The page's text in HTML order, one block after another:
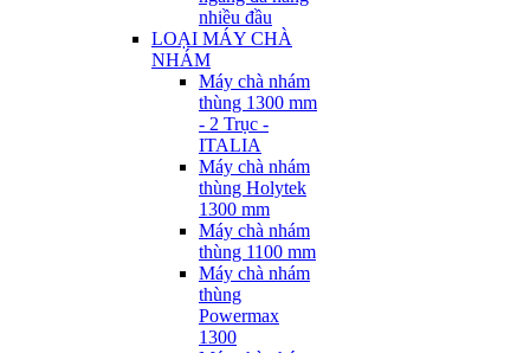
nhiều đầu
LOẠI MÁY CHÀ
NHÁM
Máy chà nhám
thùng 1300 mm
- 2 Trục -
ITALIA
Máy chà nhám
thùng Holytek
1300 mm
Máy chà nhám
thùng 1100 mm
Máy chà nhám
thùng
Powermax
1300